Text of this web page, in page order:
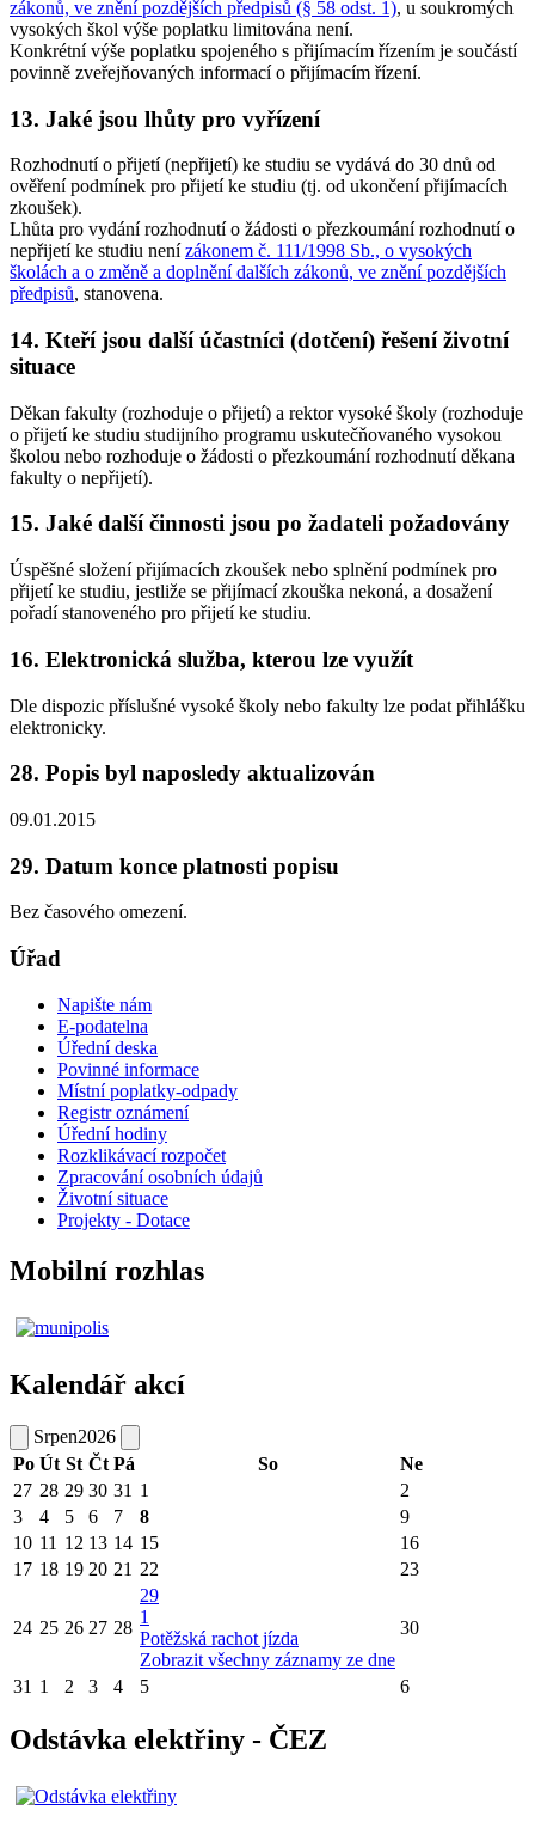
zákonů, ve znění pozdějších předpisů (§ 58 odst. 1), u soukromých
vysokých škol výše poplatku limitována není.
Konkrétní výše poplatku spojeného s přijímacím řízením je součástí
povinně zveřejňovaných informací o přijímacím řízení.
13. Jaké jsou lhůty pro vyřízení
Rozhodnutí o přijetí (nepřijetí) ke studiu se vydává do 30 dnů od
ověření podmínek pro přijetí ke studiu (tj. od ukončení přijímacích
zkoušek).
Lhůta pro vydání rozhodnutí o žádosti o přezkoumání rozhodnutí o
nepřijetí ke studiu nenízákonem č. 111/1998 Sb., o vysokých
školách a o změně a doplnění dalších zákonů, ve znění pozdějších
předpisů, stanovena.
14. Kteří jsou další účastníci (dotčení) řešení životní
situace
Děkan fakulty (rozhoduje o přijetí) a rektor vysoké školy (rozhoduje
o přijetí ke studiu studijního programu uskutečňovaného vysokou
školou nebo rozhoduje o žádosti o přezkoumání rozhodnutí děkana
fakulty o nepřijetí).
15. Jaké další činnosti jsou po žadateli požadovány
Úspěšné složení přijímacích zkoušek nebo splnění podmínek pro
přijetí ke studiu, jestliže se přijímací zkouška nekoná, a dosažení
pořadí stanoveného pro přijetí ke studiu.
16. Elektronická služba, kterou lze využít
Dle dispozic příslušné vysoké školy nebo fakulty lze podat přihlášku
elektronicky.
28. Popis byl naposledy aktualizován
09.01.2015
29. Datum konce platnosti popisu
Bez časového omezení.
Úřad
Napište nám
E-podatelna
Úřední deska
Povinné informace
Místní poplatky-odpady
Registr oznámení
Úřední hodiny
Rozklikávací rozpočet
Zpracování osobních údajů
Životní situace
Projekty - Dotace
Mobilní rozhlas
Kalendář akcí
Srpen2026
Po Út St Čt Pá So
Ne
27 28 29 30 31 1
2
3
4 5 6 7 8
9
10 11 12 13 14 15
16
17 18 19 20 21 22 23
24 25 26 27 28
29
1
Potěžská rachot jízda
Zobrazit všechny záznamy ze dne
30
31 1 2 3 4 5 6
Odstávka elektřiny - ČEZ